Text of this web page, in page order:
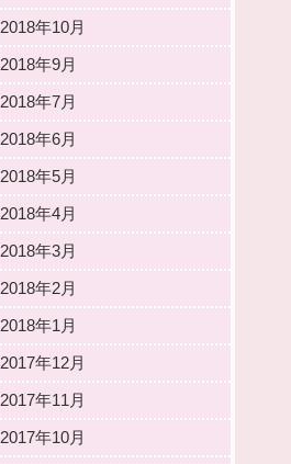
2018年10月
2018年9月
2018年7月
2018年6月
2018年5月
2018年4月
2018年3月
2018年2月
2018年1月
2017年12月
2017年11月
2017年10月